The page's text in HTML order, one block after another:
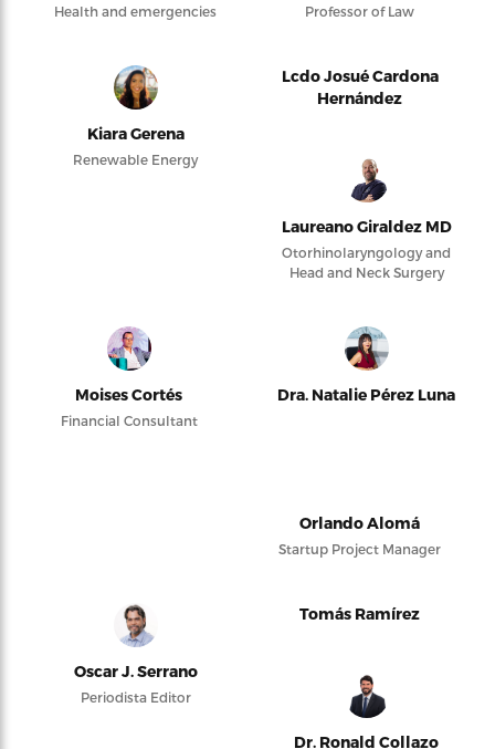
Health and emergencies Professor of Law
Kiara Gerena
Renewable Energy
Lcdo Josué Cardona
Hernández
Laureano Giraldez MD
Otorhinolaryngology and
Head and Neck Surgery
Moises Cortés
Financial Consultant
Dra. Natalie Pérez Luna
Orlando Alomá
Startup Project Manager
Oscar J. Serrano
Periodista Editor
Tomás Ramírez
Dr. Ronald Collazo